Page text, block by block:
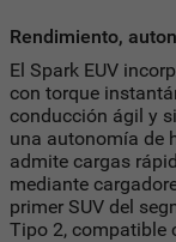
Rendimiento,
El Spark EUV
con torque
conducción ágil y
una autonomía de
admite cargas
mediante
primer SUV del
Tipo 2, compatible